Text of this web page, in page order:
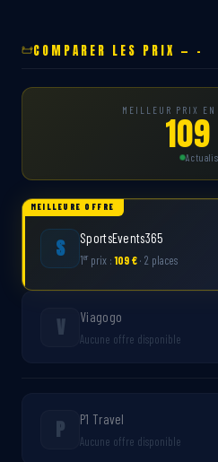
COMPARER LES PRIX — -
MEILLEUR PRIX EN
MEILLEURE OFFRE
S SportsEvents365
1er prix :109 €· 2 places
V Viagogo
Aucune offre disponible
P P1 Travel
Aucune offre disponible